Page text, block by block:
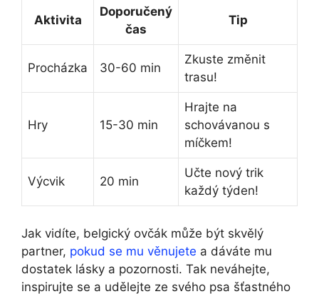
Aktivita
Doporučený
čas
Tip
Procházka 30-60 min
Zkuste změnit
trasu!
Hry 15-30 min
Hrajte na
schovávanou s
míčkem!
Výcvik 20 min
Učte nový trik
každý ⁤týden!
Jak⁣ vidíte, belgický ovčák může být skvělý
partner, pokud se mu věnujete ⁤a dáváte mu
dostatek ⁣lásky a⁤ pozornosti. Tak neváhejte,
‌inspirujte se a udělejte ze svého psa šťastného